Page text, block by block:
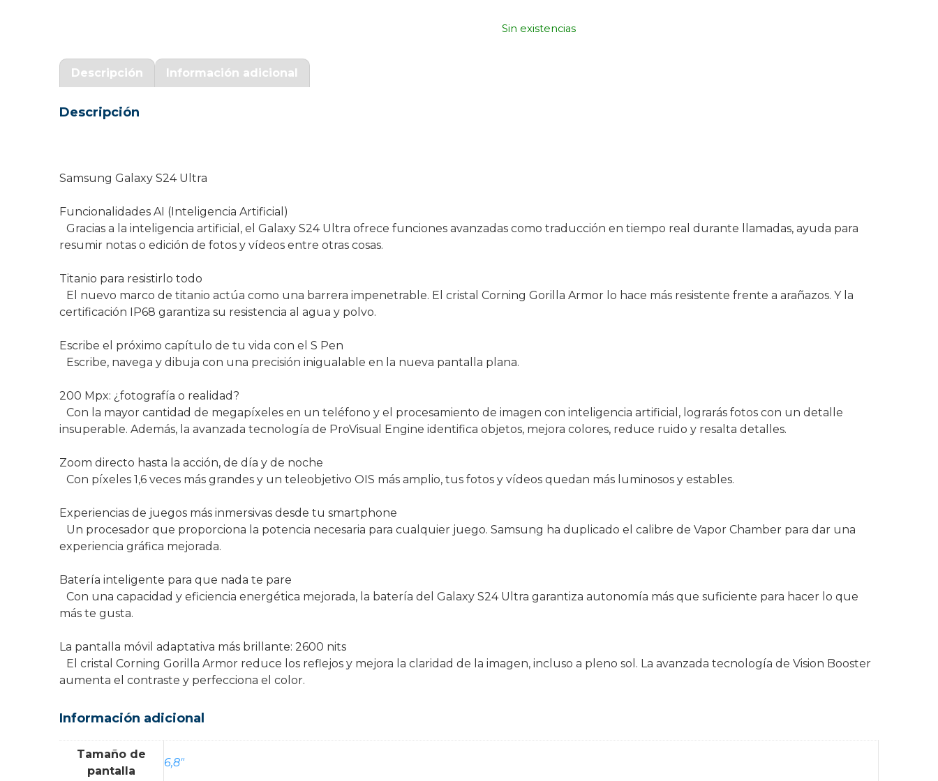
Sin existencias
Descripción Información adicional
Descripción
Samsung Galaxy S24 Ultra
Funcionalidades AI (Inteligencia Artificial)
Gracias a la inteligencia artificial, el Galaxy S24 Ultra ofrece funciones avanzadas como traducción en tiempo real durante llamadas, ayuda para
resumir notas o edición de fotos y vídeos entre otras cosas.
Titanio para resistirlo todo
El nuevo marco de titanio actúa como una barrera impenetrable. El cristal Corning Gorilla Armor lo hace más resistente frente a arañazos. Y la
certificación IP68 garantiza su resistencia al agua y polvo.
Escribe el próximo capítulo de tu vida con el S Pen
Escribe, navega y dibuja con una precisión inigualable en la nueva pantalla plana.
200 Mpx: ¿fotografía o realidad?
Con la mayor cantidad de megapíxeles en un teléfono y el procesamiento de imagen con inteligencia artificial, lograrás fotos con un detalle
insuperable. Además, la avanzada tecnología de ProVisual Engine identifica objetos, mejora colores, reduce ruido y resalta detalles.
Zoom directo hasta la acción, de día y de noche
Con píxeles 1,6 veces más grandes y un teleobjetivo OIS más amplio, tus fotos y vídeos quedan más luminosos y estables.
Experiencias de juegos más inmersivas desde tu smartphone
Un procesador que proporciona la potencia necesaria para cualquier juego. Samsung ha duplicado el calibre de Vapor Chamber para dar una
experiencia gráfica mejorada.
Batería inteligente para que nada te pare
Con una capacidad y eficiencia energética mejorada, la batería del Galaxy S24 Ultra garantiza autonomía más que suficiente para hacer lo que
más te gusta.
La pantalla móvil adaptativa más brillante: 2600 nits
El cristal Corning Gorilla Armor reduce los reflejos y mejora la claridad de la imagen, incluso a pleno sol. La avanzada tecnología de Vision Booster
aumenta el contraste y perfecciona el color.
Información adicional
Tamaño de
pantalla
6,8"